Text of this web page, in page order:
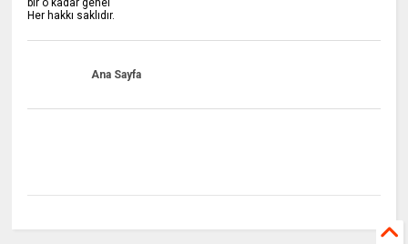
bir o kadar genel
Her hakkı saklıdır.
Ana Sayfa